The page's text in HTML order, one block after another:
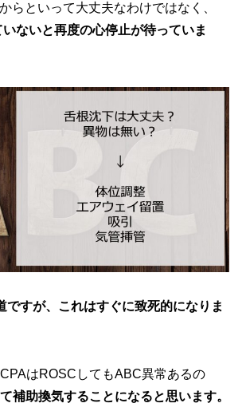
らといって大丈夫なわけではなく、
ないと再度の心停止が待っていま
ですが、これはすぐに致死的になりま
はROSCしてもABC異常あるの
補助換気することになると思います。